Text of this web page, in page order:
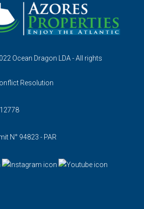
Ocean Dragon LDA - All rights
Resolution
N° 94823 - PAR